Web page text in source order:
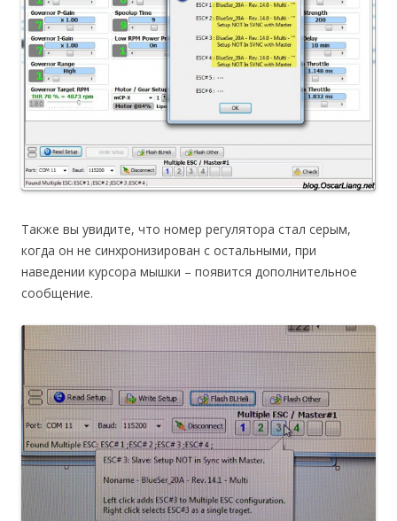
Также вы увидите, что номер регулятора стал серым,
когда он не синхронизирован с остальными, при
наведении курсора мышки – появится дополнительное
сообщение.